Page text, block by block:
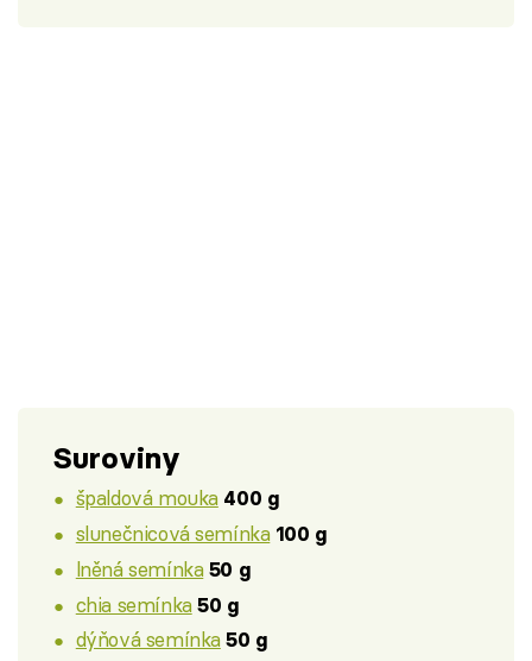
Suroviny
špaldová mouka 400 g
slunečnicová semínka 100 g
lněná semínka 50 g
chia semínka 50 g
dýňová semínka 50 g